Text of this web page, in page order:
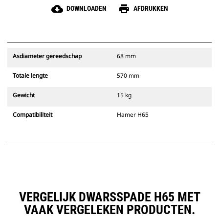
cloud_download DOWNLOADEN print AFDRUKKEN
Asdiameter gereedschap 68 mm
Totale lengte 570 mm
Gewicht 15 kg
Compatibiliteit Hamer H65
VERGELIJK DWARSSPADE H65 MET
VAAK VERGELEKEN PRODUCTEN.